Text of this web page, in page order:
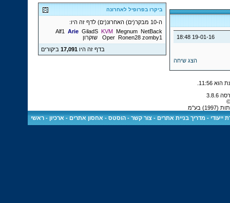
19-01-16
18:48
הצג שיחה
ביקרו בפרופיל לאחרונה
ה-10 מבקר(ים) האחרונ(ים) לדף זה היו:
Alf1
Arie GiladS KVM Megnum NetBack
Oper Ronen28 zomby1
שוקרון
בדף זה היו17,091 ביקורים
11:56
בע"מ
ייעודי -מדריך בניית אתרים -צור קשר -הוסטס - אחסון אתרים - ארכיון -ראשי